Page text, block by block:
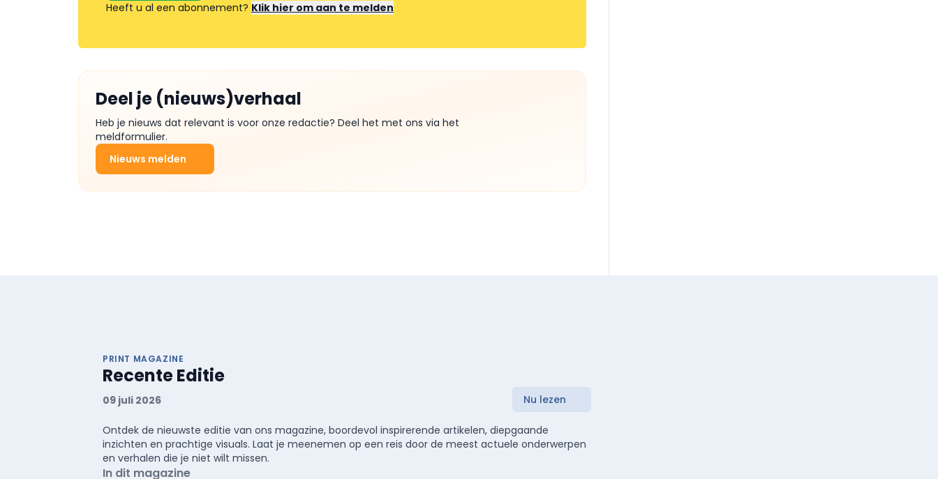
Heeft u al een abonnement? Klik hier om aan te melden
Deel je (nieuws)verhaal
Heb je nieuws dat relevant is voor onze redactie? Deel het met ons via het
meldformulier.
Nieuws melden
PRINT MAGAZINE
Recente Editie
09 juli 2026 Nu lezen
Ontdek de nieuwste editie van ons magazine, boordevol inspirerende artikelen, diepgaande
inzichten en prachtige visuals. Laat je meenemen op een reis door de meest actuele onderwerpen
en verhalen die je niet wilt missen.
In dit magazine